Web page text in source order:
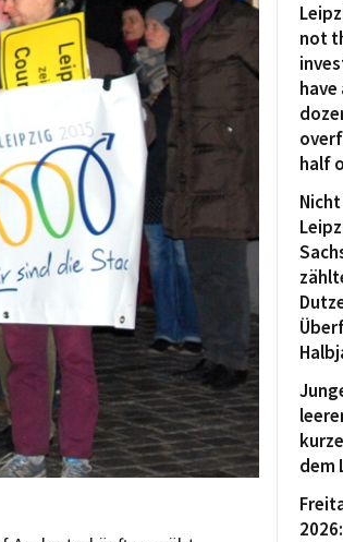
not
half
dem